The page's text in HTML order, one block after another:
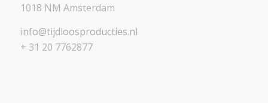
1018 NM Amsterdam
info@tijdloosproducties.nl
+ 31 20 7762877